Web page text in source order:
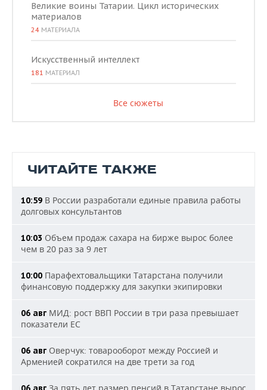
Великие воины Татарии. Цикл исторических
материалов
24 МАТЕРИАЛА
Искусственный интеллект
181 МАТЕРИАЛ
Все сюжеты
ЧИТАЙТЕ ТАКЖЕ
10:59 В России разработали единые правила работы
долговых консультантов
10:03 Объем продаж сахара на бирже вырос более
чем в 20 раз за 9 лет
10:00 Парафехтовальщики Татарстана получили
финансовую поддержку для закупки экипировки
06 авг МИД: рост ВВП России в три раза превышает
показатели ЕС
06 авг Оверчук: товарооборот между Россией и
Арменией сократился на две трети за год